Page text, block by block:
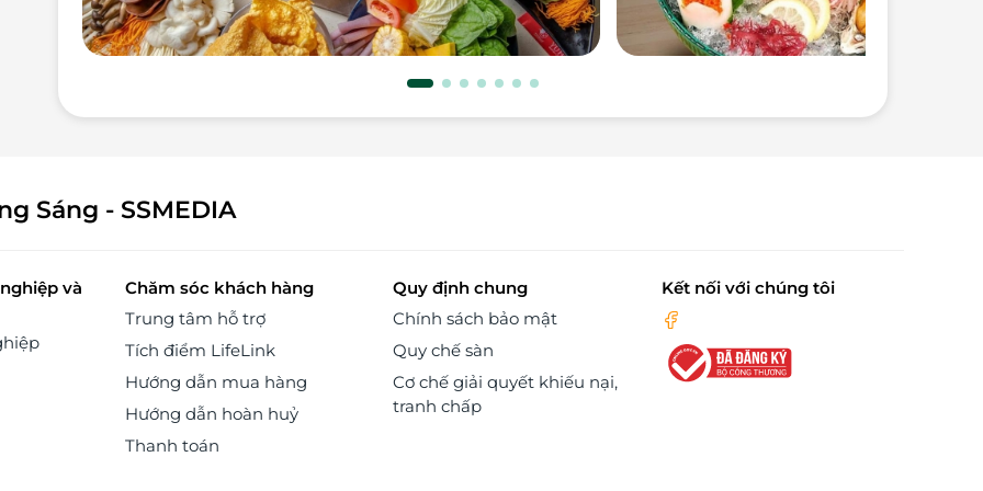
Sáng - SSMEDIA
và
Chăm sóc khách hàng
Trung tâm hỗ trợ
Tích điểm LifeLink
Hướng dẫn mua hàng
Hướng dẫn hoàn huỷ
Thanh toán
Quy định chung
Chính sách bảo mật
Quy chế sàn
Cơ chế giải quyết khiếu nại,
tranh chấp
Kết nối với chúng tôi